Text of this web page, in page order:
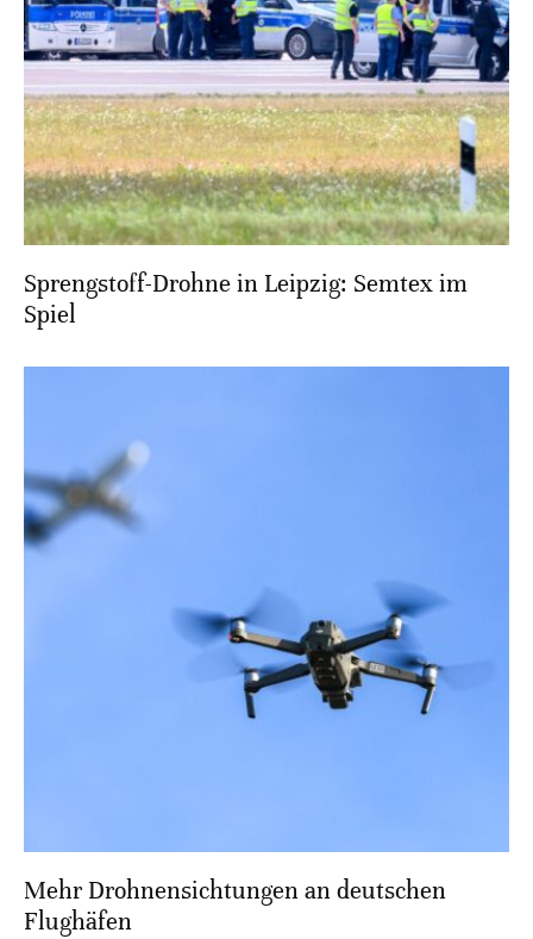
Sprengstoff-Drohne in Leipzig: Semtex im
Spiel
Mehr Drohnensichtungen an deutschen
Flughäfen